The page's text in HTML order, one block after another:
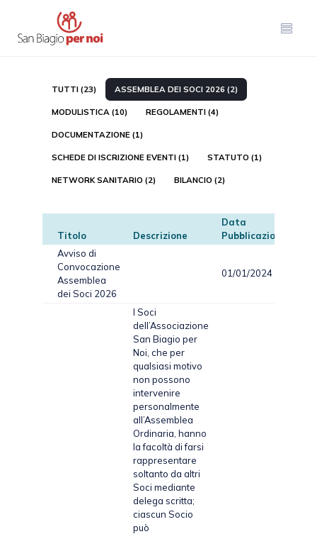
TUTTI (23) ASSEMBLEA DEI SOCI 2026 (2)
MODULISTICA (10) REGOLAMENTI (4)
DOCUMENTAZIONE (1)
SCHEDE DI ISCRIZIONE EVENTI (1) STATUTO (1)
NETWORK SANITARIO (2) BILANCIO (2)
Titolo Descrizione
Data
Pubblicazione
Avviso di
Convocazione
Assemblea
dei Soci 2026
01/01/2024
I Soci
dell’Associazione
San Biagio per
Noi, che per
qualsiasi motivo
non possono
intervenire
personalmente
all’Assemblea
Ordinaria, hanno
la facoltà di farsi
rappresentare
soltanto da altri
Soci mediante
delega scritta;
ciascun Socio
può